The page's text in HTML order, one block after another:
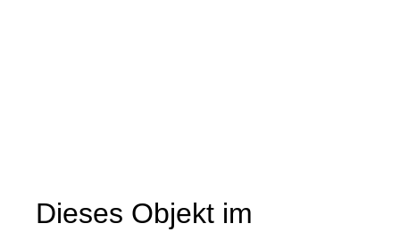
Dieses Objekt im